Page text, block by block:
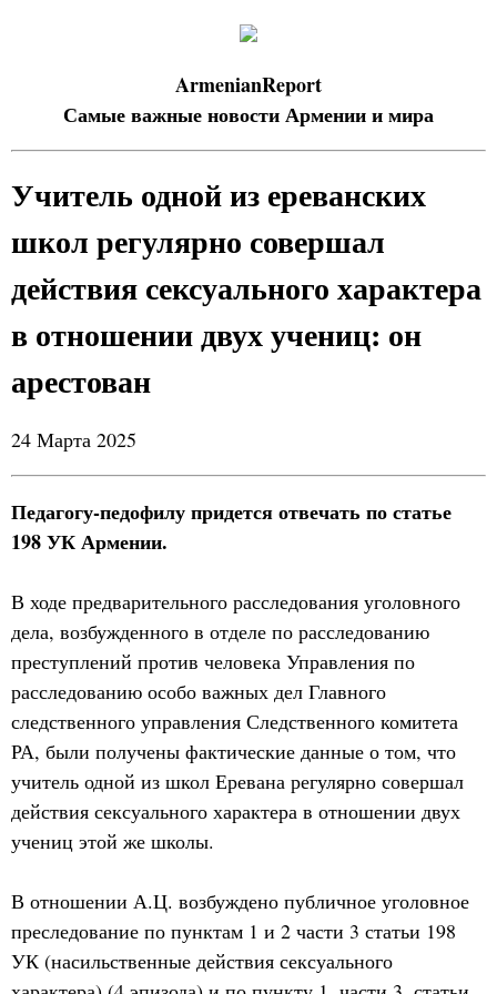
ArmenianReport
Самые важные новости Армении и мира
Учитель одной из ереванских
школ регулярно совершал
действия сексуального характера
в отношении двух учениц: он
арестован
24 Марта 2025
Педагогу-педофилу придется отвечать по статье
198 УК Армении.
В ходе предварительного расследования уголовного
дела, возбужденного в отделе по расследованию
преступлений против человека Управления по
расследованию особо важных дел Главного
следственного управления Следственного комитета
РА, были получены фактические данные о том, что
учитель одной из школ Еревана регулярно совершал
действия сексуального характера в отношении двух
учениц этой же школы.
В отношении А.Ц. возбуждено публичное уголовное
преследование по пунктам 1 и 2 части 3 статьи 198
УК (насильственные действия сексуального